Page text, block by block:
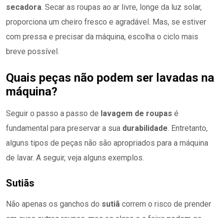
secadora. Secar as roupas ao ar livre, longe da luz solar,
proporciona um cheiro fresco e agradável. Mas, se estiver
com pressa e precisar da máquina, escolha o ciclo mais
breve possível.
Quais peças não podem ser lavadas na
máquina?
Seguir o passo a passo de lavagem de roupas é
fundamental para preservar a sua durabilidade. Entretanto,
alguns tipos de peças não são apropriados para a máquina
de lavar. A seguir, veja alguns exemplos.
Sutiãs
Não apenas os ganchos do sutiã correm o risco de prender